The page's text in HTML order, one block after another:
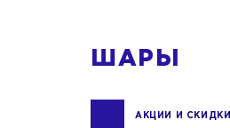
ШАРЫ
АКЦИИ И СКИДКИ